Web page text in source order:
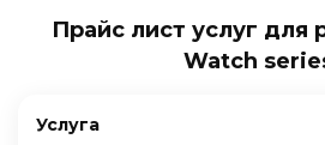
Прайс лист услуг для
Watch
Услуга